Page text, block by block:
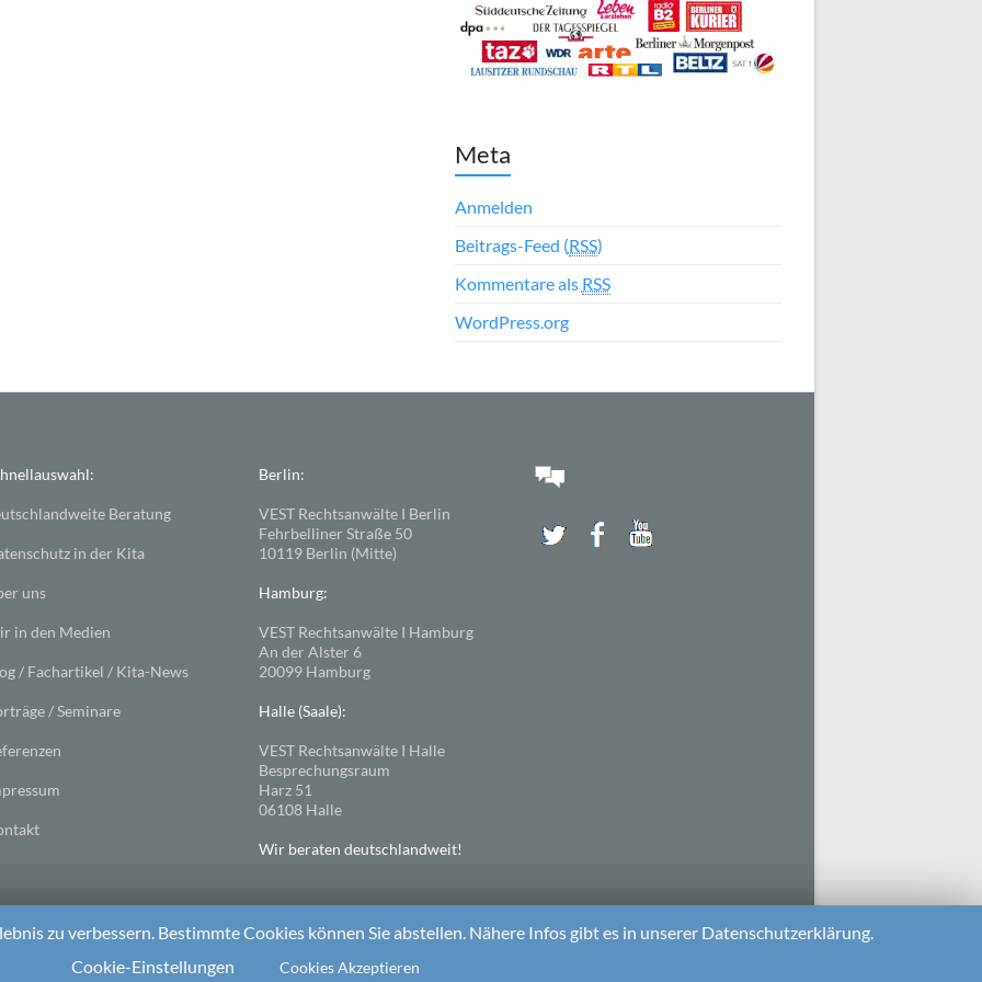
Meta
Anmelden
Beitrags-Feed (RSS)
Kommentare als RSS
WordPress.org
Beratung
in der Kita
uns
in den Medien
/ Fachartikel / Kita-News
/ Seminare
Berlin:
VEST Rechtsanwälte I Berlin
Fehrbelliner Straße 50
10119 Berlin (Mitte)
Hamburg:
VEST Rechtsanwälte I Hamburg
An der Alster 6
20099 Hamburg
Halle (Saale):
VEST Rechtsanwälte I Halle
Besprechungsraum
Harz 51
06108 Halle
Wir beraten deutschlandweit!
zu verbessern. Bestimmte Cookies können Sie abstellen. Nähere Infos gibt es in unserer Datenschutzerklärung.
Cookie-Einstellungen
Cookies Akzeptieren